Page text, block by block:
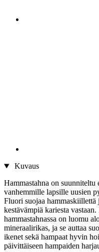
Kuvaus
Hammastahna on
vanhemmille lapsille uusien
Fluori suojaa hammaskiillettä
kestävämpiä kariesta
hammastahnassa on luomu
mineraalirikas, ja se auttaa
ikenet sekä hampaat hyvin
päivittäiseen hampaiden